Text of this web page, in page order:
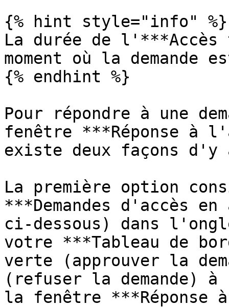
{% hint style="info" %}
La durée de l'***Accès
moment où la demande
{% endhint %}
Pour répondre à une
fenêtre ***Réponse à
existe deux façons d'y
La première option
***Demandes d'accès
ci-dessous) dans
votre ***Tableau de
verte (approuver la
(refuser la demande) à
la fenêtre ***Réponse